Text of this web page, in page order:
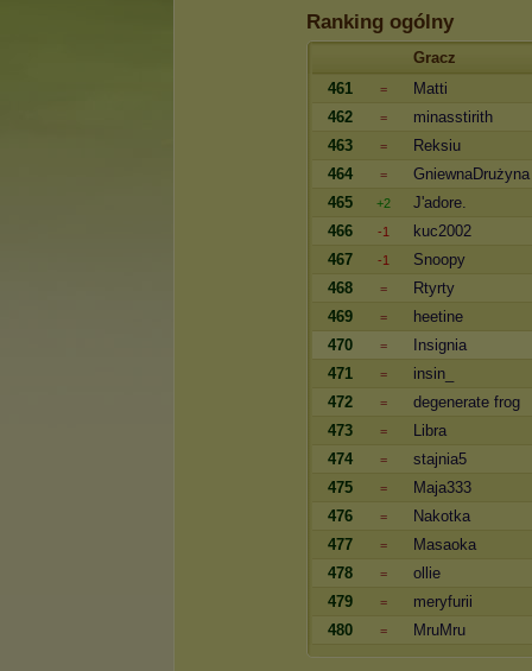
Ranking ogólny
Gracz
461
=
Matti
462
=
minasstirith
463
=
Reksiu
464
=
GniewnaDrużyna
465
+2
J'adore.
466
-1
kuc2002
467
-1
Snoopy
468
=
Rtyrty
469
=
heetine
470
=
Insignia
471
=
insin_
472
=
degenerate frog
473
=
Libra
474
=
stajnia5
475
=
Maja333
476
=
Nakotka
477
=
Masaoka
478
=
ollie
479
=
meryfurii
480
= MruMru